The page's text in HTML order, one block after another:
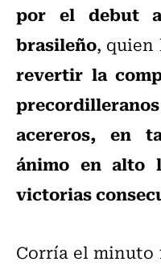
por el debut
brasileño, quien
revertir la
acereros, en
ánimo en alto
victorias
Corría el minuto